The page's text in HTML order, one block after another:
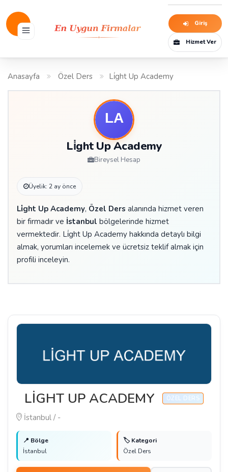
Giriş
Hizmet Ver
Anasayfa Özel Ders Li̇ght Up Academy
Li̇ght Up Academy
Bireysel Hesap
Üyelik: 2 ay önce
Li̇ght Up Academy, Özel Ders alanında hizmet veren
bir firmadır ve İstanbul bölgelerinde hizmet
vermektedir. Li̇ght Up Academy hakkında detaylı bilgi
almak, yorumları incelemek ve ücretsiz teklif almak için
profili inceleyin.
LİGHT UP ACADEMY ÖZEL DERS
İstanbul / -
📍 Bölge
İstanbul
🏷️ Kategori
Özel Ders